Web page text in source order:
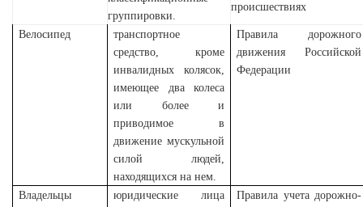
группировки.
происшествиях
Велосипед
транспортное
средство, кроме
инвалидных колясок,
имеющее два колеса
или более и
приводимое в
движение мускульной
силой людей,
находящихся на нем.
Правила дорожного
движения Российской
Федерации
Владельцы
юридические лица
Правила учета дорожно-